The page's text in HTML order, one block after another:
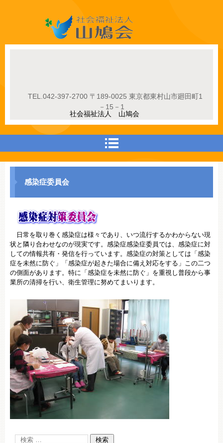
社会福祉法人山鳩会
社会福祉法人 山鳩会
TEL. 042-397-2700 〒189-0025 東京都東村山市廻田町1
－15－1
感染症委員会
日常を取り巻く感染症は様々であり、いつ流行するかわからない現
状と隣り合わせなのが現実です。感染症感染症委員では、感染症に対
しての情報共有・発信を行っています。感染症の対策としては「感染
症を未然に防ぐ」「感染症が起きた場合に備え対応をする」この二つ
の側面があります。特に「感染症を未然に防ぐ」を重視し普段から事
業所の清掃を行い、衛生管理に努めてまいります。